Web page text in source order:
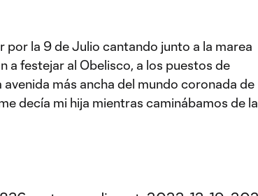
por la 9 de Julio cantando junto a la marea
a festejar al Obelisco, a los puestos de
más ancha del mundo coronada de
decía mi hija mientras caminábamos de la